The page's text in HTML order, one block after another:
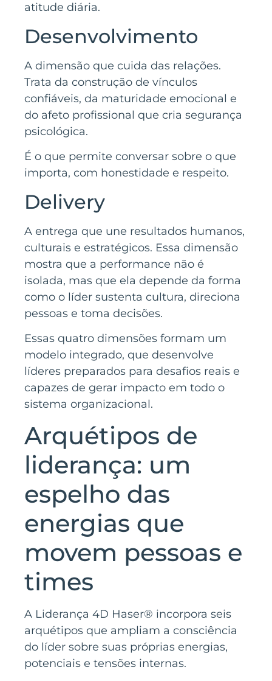
atitude diária.
Desenvolvimento
A dimensão que cuida das relações.
Trata da construção de vínculos
confiáveis, da maturidade emocional e
do afeto profissional que cria segurança
psicológica.
É o que permite conversar sobre o que
importa, com honestidade e respeito.
Delivery
A entrega que une resultados humanos,
culturais e estratégicos. Essa dimensão
mostra que a performance não é
isolada, mas que ela depende da forma
como o líder sustenta cultura, direciona
pessoas e toma decisões.
Essas quatro dimensões formam um
modelo integrado, que desenvolve
líderes preparados para desafios reais e
capazes de gerar impacto em todo o
sistema organizacional.
Arquétipos de
liderança: um
espelho das
energias que
movem pessoas e
times
A Liderança 4D Haser® incorpora seis
arquétipos que ampliam a consciência
do líder sobre suas próprias energias,
potenciais e tensões internas.